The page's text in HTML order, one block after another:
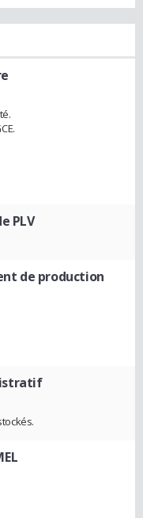
PLV
de production